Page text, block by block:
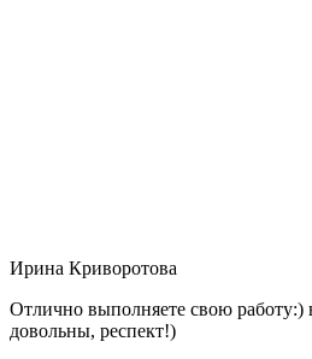
Ирина Криворотова
Отлично выполняете свою работу:)
довольны, респект!)